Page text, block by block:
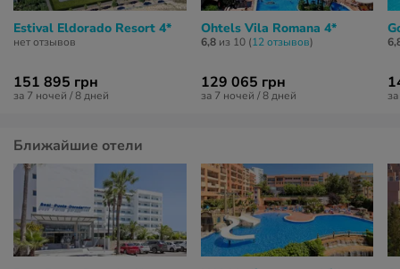
Estival Eldorado Resort 4*
нет отзывов
151 895 грн
за 7 ночей / 8 дней
Ohtels Vila Romana 4*
6,8из 10 (12 отзывов)
129 065 грн
за 7 ночей / 8 дней
Ближайшие отели